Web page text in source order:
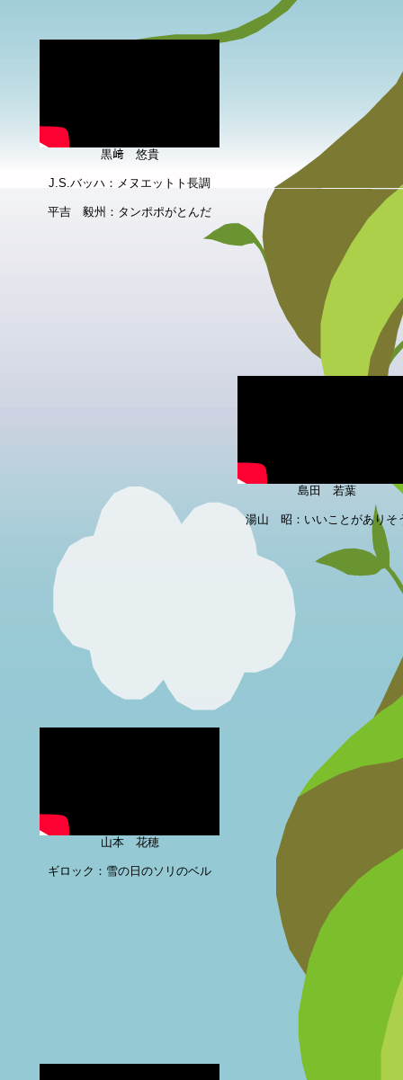
黒﨑 悠貴
J.S.バッハ：メヌエットト長調
平吉 毅州：タンポポがとんだ
島田 若葉
湯山 昭：いいことがありそ
山本 花穂
ギロック：雪の日のソリのベル